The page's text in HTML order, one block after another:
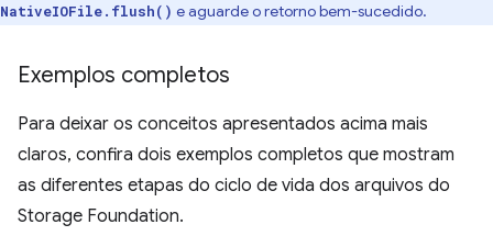
NativeIOFile.flush() e aguarde o retorno bem-sucedido.
Exemplos completos
Para deixar os conceitos apresentados acima mais
claros, confira dois exemplos completos que mostram
as diferentes etapas do ciclo de vida dos arquivos do
Storage Foundation.